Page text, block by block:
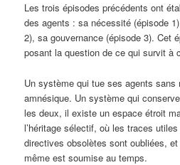
Les trois épisodes précédents ont
des agents : sa nécessité (épisode
2), sa gouvernance (épisode 3). Cet
posant la question de ce qui survit à
Un système qui tue ses agents sans
amnésique. Un système qui
les deux, il existe un espace étroit
l’héritage sélectif, où les traces
directives obsolètes sont oubliées,
même est soumise au temps.